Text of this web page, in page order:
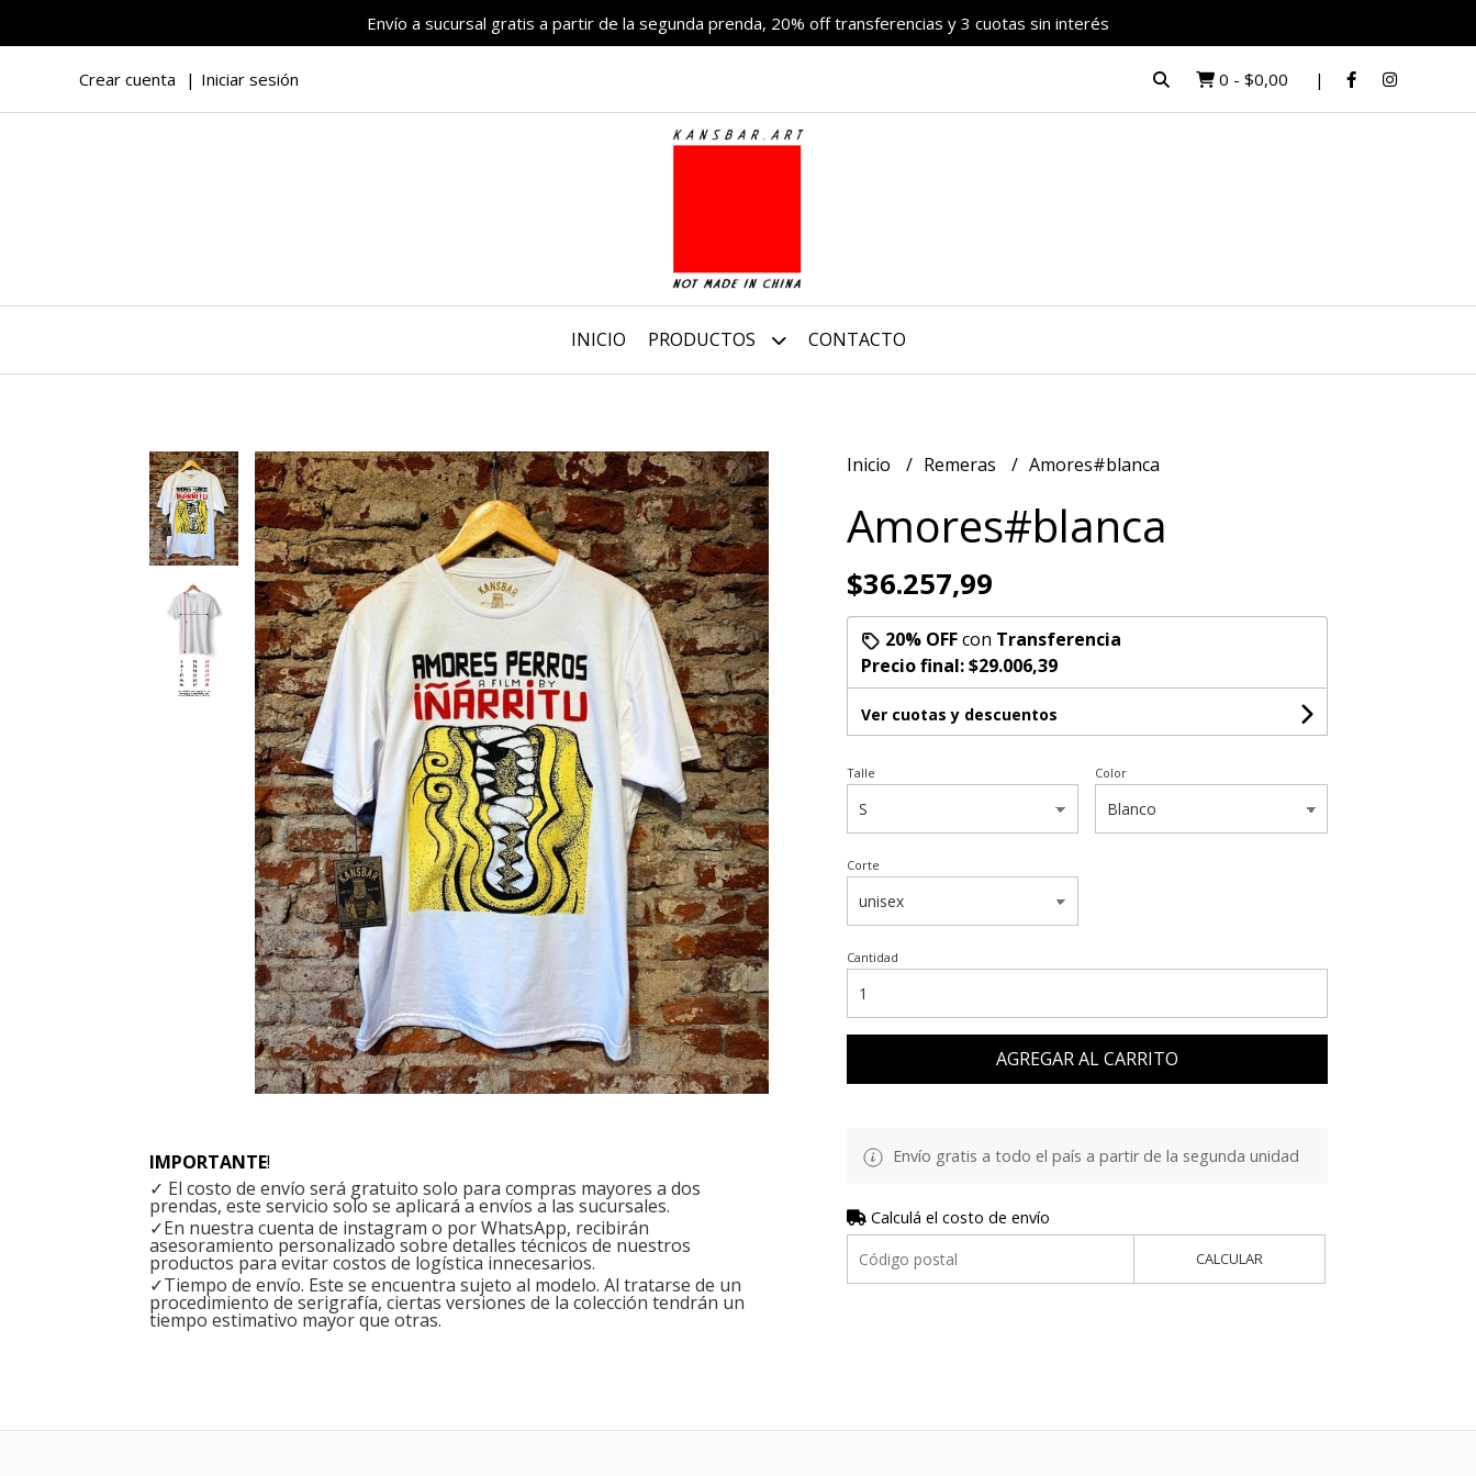
Envío a sucursal gratis a partir de la segunda prenda, 20% off transferencias y 3 cuotas sin interés
Crear cuenta Iniciar sesión 0 - $0,00
INICIO PRODUCTOS CONTACTO
IMPORTANTE!
✓ El costo de envío será gratuito solo para compras mayores a dos
prendas, este servicio solo se aplicará a envíos a las sucursales.
✓En nuestra cuenta de instagram o por WhatsApp, recibirán
asesoramiento personalizado sobre detalles técnicos de nuestros
productos para evitar costos de logística innecesarios.
✓Tiempo de envío. Este se encuentra sujeto al modelo. Al tratarse de un
procedimiento de serigrafía, ciertas versiones de la colección tendrán un
tiempo estimativo mayor que otras.
Inicio Remeras Amores#blanca
Amores#blanca
$36.257,99
20% OFFcon Transferencia
Precio final:$29.006,39
Ver cuotas y descuentos
Talle Color
Corte
Cantidad
AGREGAR AL CARRITO
Envío gratis a todo el país a partir de la segunda unidad
Calculá el costo de envío
CALCULAR